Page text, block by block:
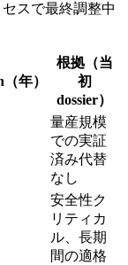
スで最終調整中
年）
根拠（当
初
dossier）
量産規模
での実証
済み代替
なし
安全性ク
リティカ
ル、長期
間の適格